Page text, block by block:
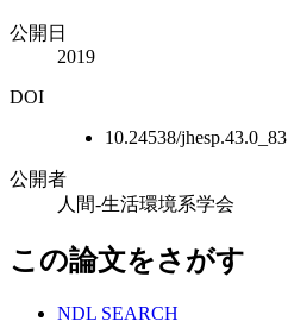
公開日
2019
DOI
10.24538/jhesp.43.0_83
公開者
人間‐生活環境系学会
この論文をさがす
NDL SEARCH